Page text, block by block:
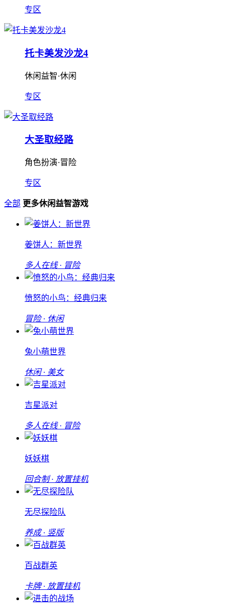
专区
托卡美发沙龙4
休闲益智·休闲
专区
大圣取经路
角色扮演·冒险
专区
全部 更多休闲益智游戏
姜饼人：新世界
多人在线 · 冒险
愤怒的小鸟：经典归来
冒险 · 休闲
兔小萌世界
休闲 · 美女
吉星派对
多人在线 · 冒险
妖妖棋
回合制 · 放置挂机
无尽探险队
养成 · 竖版
百战群英
卡牌 · 放置挂机